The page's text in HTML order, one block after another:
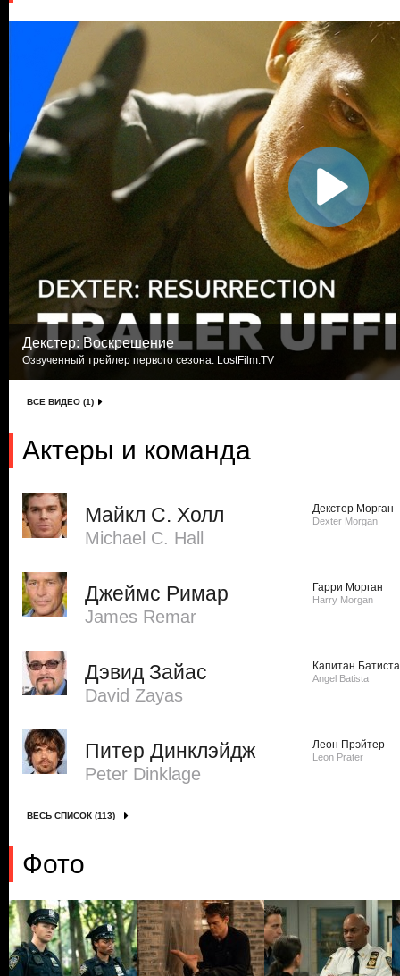
Декстер: Воскрешение
Озвученный трейлер первого сезона. LostFilm.TV
ВСЕ ВИДЕО (1)
Актеры и команда
Майкл С. Холл
Michael C. Hall
Декстер Морган
Dexter Morgan
Джеймс Римар
James Remar
Гарри Морган
Harry Morgan
Дэвид Зайас
David Zayas
Капитан Батиста
Angel Batista
Питер Динклэйдж
Peter Dinklage
Леон Прэйтер
Leon Prater
ВЕСЬ СПИСОК (113)
Фото